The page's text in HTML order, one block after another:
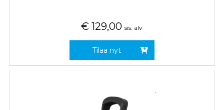
€ 129,00 sis. alv
Tilaa nyt